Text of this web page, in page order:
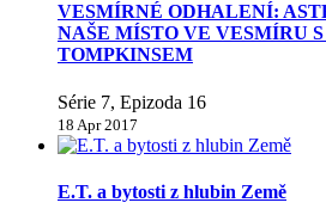
VESMÍRNÉ ODHALENÍ:
NAŠE MÍSTO VE VESMÍRU
TOMPKINSEM
Série 7, Epizoda 16
18 Apr 2017
E.T. a bytosti z hlubin Země